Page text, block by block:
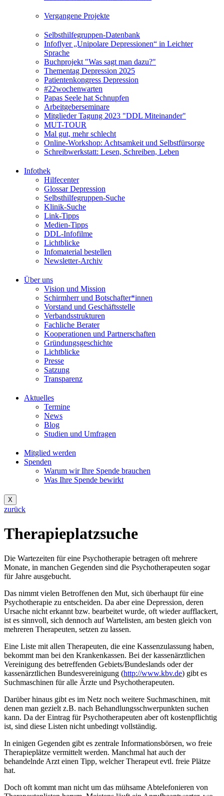
Vergangene Projekte
Selbsthilfegruppen-Datenbank
Infoflyer „Unipolare Depressionen“ in Leichter
Sprache
Buchprojekt "Was sagt man dazu?"
Thementag Depression 2025
Patientenkongress Depression
#22wochenwarten
Papas Seele hat Schnupfen
Arbeitgeberseminare
Mitglieder Tagung 2023 "DDL Miteinander"
MUT-TOUR
Mal gut, mehr schlecht
Online-Workshop: Achtsamkeit und Selbstfürsorge
Schreibwerkstatt: Lesen, Schreiben, Leben
Infothek
Hilfecenter
Glossar Depression
Selbsthilfegruppen-Suche
Klinik-Suche
Link-Tipps
Medien-Tipps
DDL-Infofilme
Lichtblicke
Infomaterial bestellen
Newsletter-Archiv
Über uns
Vision und Mission
Schirmherr und Botschafter*innen
Vorstand und Geschäftsstelle
Verbandsstrukturen
Fachliche Berater
Kooperationen und Partnerschaften
Gründungsgeschichte
Lichtblicke
Presse
Satzung
Transparenz
Aktuelles
Termine
News
Blog
Studien und Umfragen
Mitglied werden
Spenden
Warum wir Ihre Spende brauchen
Was Ihre Spende bewirkt
X
zurück
Therapieplatzsuche
Die Wartezeiten für eine Psychotherapie betragen oft mehrere
Monate, in manchen Gegenden sind die Psychotherapeuten sogar
für Jahre ausgebucht.
Das nimmt vielen Betroffenen den Mut, sich überhaupt für eine
Psychotherapie zu entscheiden. Da aber eine Depression, deren
Ursache nicht erkannt bzw. bearbeitet wurde, oft wieder aufflackert,
ist es sinnvoll, sich dennoch auf Wartelisten, am besten gleich von
mehreren Therapeuten, setzen zu lassen.
Eine Liste mit allen Therapeuten, die eine Kassenzulassung haben,
bekommt man bei den Krankenkassen. Bei der kassenärztlichen
Vereinigung des betreffenden Gebiets/Bundeslands oder der
kassenärztlichen Bundesvereinigung (http://www.kbv.de) gibt es
Suchmaschinen für alle Ärzte und Psychotherapeuten.
Darüber hinaus gibt es im Netz noch weitere Suchmaschinen, mit
denen man gezielt z.B. nach Behandlungsschwerpunkten suchen
kann. Da der Eintrag für Psychotherapeuten aber oft kostenpflichtig
ist, sind diese Listen nicht unbedingt vollständig.
In einigen Gegenden gibt es zentrale Informationsbörsen, wo freie
Therapieplätze vermittelt werden. Manchmal hat auch der
behandelnde Arzt einen Tipp, welcher Therapeut evtl. freie Plätze
hat.
Doch oft kommt man nicht um das mühsame Abtelefonieren von